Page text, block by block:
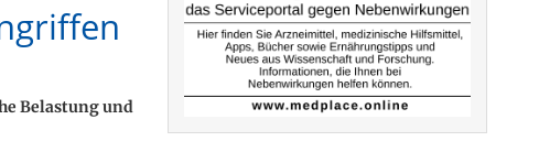
Belastung und